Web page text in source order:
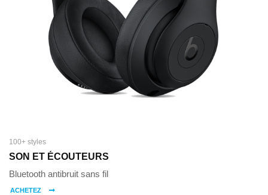
100+ styles
SON ET ÉCOUTEURS
Bluetooth antibruit sans fil
ACHETEZ